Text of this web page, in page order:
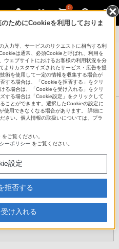
0
ピューター VAIO
問い合わせ
報
10月 のセキュリティー情報が公
ためにCookieを利用しておりま
入力等、サービスのリクエストに相当する利
は通常、必須Cookieと呼ばれ、利用を
ウェブサイトにおけるお客様の利用状況を分
よりカスタマイズされたサービス・広告を提
術を使用して一定の情報を収集する場合が
する場合は、「Cookieを拒否する」をクリ
る場合は、「Cookieを受け入れる」をクリ
する場合は「Cookie設定」をクリックして
ことができます。選択したCookieの設定に
使用できなくなる場合があります。 詳細に
さい。個人情報の取扱いについては、プラ
をご覧ください。
ーポリシー をご覧ください。
設定
拒否する
け入れる